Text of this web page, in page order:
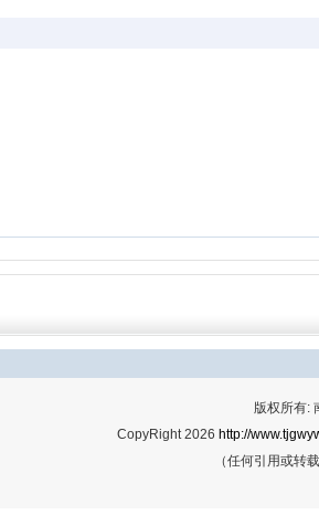
版权所有:
CopyRight 2026 http://
（任何引用或转